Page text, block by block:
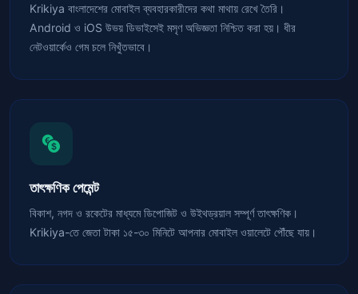
Krikiya বাংলাদেশের মোবাইল ব্যবহারকারীদের কথা মাথায় রেখে তৈরি।
Android ও iOS উভয় ডিভাইসেই মসৃণ অভিজ্ঞতা নিশ্চিত করা হয়। ধীর
নেটওয়ার্কেও গেম চলে নিখুঁতভাবে।
তাৎক্ষণিক পেমেন্ট
বিকাশ, নগদ ও রকেটের মাধ্যমে ডিপোজিট ও উইথড্রয়াল সম্পূর্ণ তাৎক্ষণিক।
Krikiya-তে জেতা টাকা ১৫-৩০ মিনিটে আপনার মোবাইল ওয়ালেটে পৌঁছে যায়।